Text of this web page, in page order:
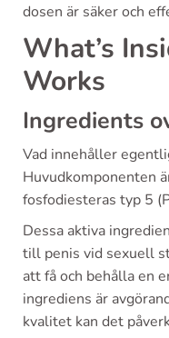
dosen är säker och
What’s
Works
Ingredients
Vad innehåller
Huvudkomponenten
fosfodiesteras typ 5
Dessa aktiva
till penis vid sexuell
att få och behålla en
ingrediens är
kvalitet kan det